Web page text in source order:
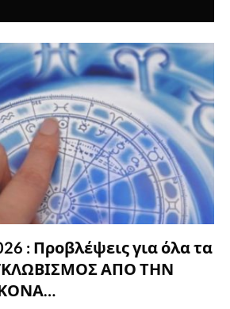
: Προβλέψεις για όλα τα
ΑΠΟ ΤΗΝ